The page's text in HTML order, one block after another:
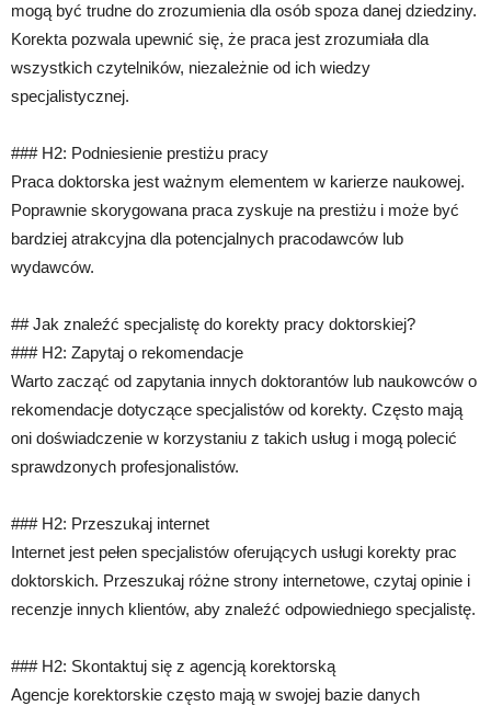
mogą być trudne do zrozumienia dla osób spoza danej dziedziny.
Korekta pozwala upewnić się, że praca jest zrozumiała dla
wszystkich czytelników, niezależnie od ich wiedzy
specjalistycznej.
### H2: Podniesienie prestiżu pracy
Praca doktorska jest ważnym elementem w karierze naukowej.
Poprawnie skorygowana praca zyskuje na prestiżu i może być
bardziej atrakcyjna dla potencjalnych pracodawców lub
wydawców.
## Jak znaleźć specjalistę do korekty pracy doktorskiej?
### H2: Zapytaj o rekomendacje
Warto zacząć od zapytania innych doktorantów lub naukowców o
rekomendacje dotyczące specjalistów od korekty. Często mają
oni doświadczenie w korzystaniu z takich usług i mogą polecić
sprawdzonych profesjonalistów.
### H2: Przeszukaj internet
Internet jest pełen specjalistów oferujących usługi korekty prac
doktorskich. Przeszukaj różne strony internetowe, czytaj opinie i
recenzje innych klientów, aby znaleźć odpowiedniego specjalistę.
### H2: Skontaktuj się z agencją korektorską
Agencje korektorskie często mają w swojej bazie danych